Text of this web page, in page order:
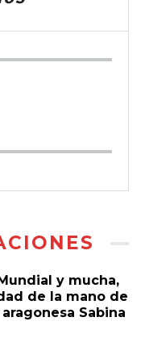
y mucha,
de la mano de
Sabina